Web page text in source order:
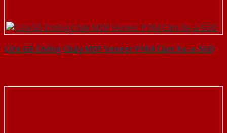
Cửa Gỗ Chống Cháy MDF Veneer P1R4 Căm Xe-a-SGD